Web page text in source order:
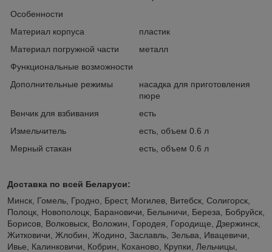
Особенности
Материал корпуса
пластик
Материал погружной части
металл
Функциональные возможности
Дополнительные режимы
насадка для приготовления
пюре
Венчик для взбивания
есть
Измельчитель
есть, объем 0.6 л
Мерный стакан
есть, объем 0.6 л
Доставка по всей Беларуси:
Минск, Гомель, Гродно, Брест, Могилев, Витебск, Солигорск,
Полоцк, Новополоцк, Барановичи, Белыничи, Береза, Бобруйск,
Борисов, Волковыск, Воложин, Городея, Городище, Дзержинск,
Житковичи, Жлобин, Жодино, Заславль, Зельва, Ивацевичи,
Ивье, Калинковичи, Кобрин, Коханово, Крупки, Лельчицы,